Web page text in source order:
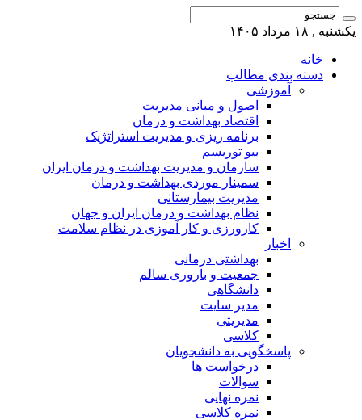
یکشنبه , ۱۸ مرداد ۱۴۰۵
خانه
دسته بندی مطالب
آموزشی
اصول و مبانی مدیریت
اقتصاد بهداشت و درمان
برنامه ریزی و مدیریت استراتژیک
بیو توریسم
سازمان و مدیریت بهداشت و درمان ایران
سمینار موردی بهداشت و درمان
مدیریت بیمارستانی
نظام بهداشت و درمان ایران و جهان
کارورزی و کار آموزی در نظام سلامت
اخبار
بهداشتی درمانی
جمعیت و باروری سالم
دانشگاهی
مدیر سایت
مدیریتی
کلاسی
پاسخگویی به دانشجویان
درخواست ها
سوالات
نمره نهایی
نمره کلاسی